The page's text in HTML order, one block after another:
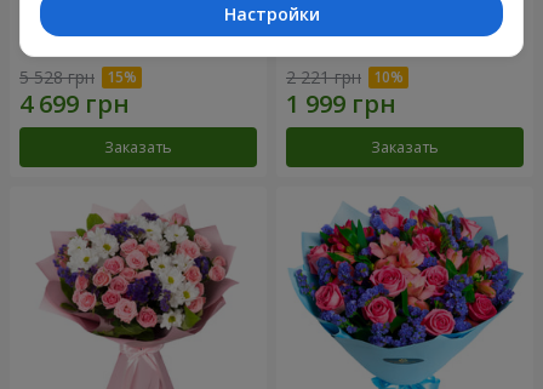
51 белая хризантема
5 528 грн
Заказать
Романтический букет
2 221 грн
Заказать
Настройки